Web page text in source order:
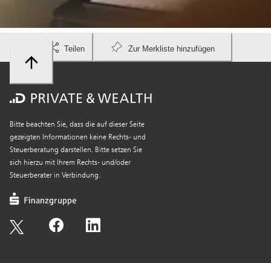
Teilen Zur Merkliste hinzufügen
Bitte beachten Sie, dass die auf dieser Seite
gezeigten Informationen keine Rechts- und
Steuerberatung darstellen. Bitte setzen Sie
sich hierzu mit Ihrem Rechts- und/oder
Steuerberater in Verbindung.